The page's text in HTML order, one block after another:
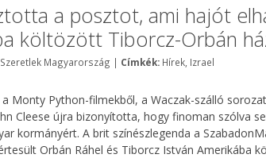
a posztot, ami hajót
költözött Tiborcz-Orbán
Kategória
Szeretlek Magyarország | Címkék: Címkék
Hírek Izrael
Monty Python-filmekből, a Waczak-szálló
Cleese újra bizonyította, hogy finoman szólva
kormányért. A brit színészlegenda a
Orbán Ráhel és Tiborcz István Amerikába